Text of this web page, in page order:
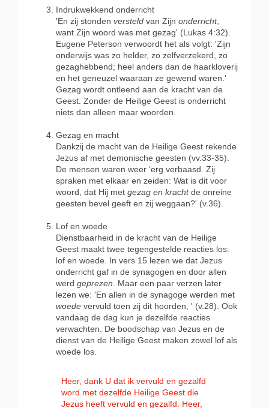
Indrukwekkend onderricht
'En zij stonden versteld van Zijn onderricht,
want Zijn woord was met gezag' (Lukas 4:32).
Eugene Peterson verwoordt het als volgt: 'Zijn
onderwijs was zo helder, zo zelfverzekerd, zo
gezaghebbend; heel anders dan de haarkloverij
en het geneuzel waaraan ze gewend waren.'
Gezag wordt ontleend aan de kracht van de
Geest. Zonder de Heilige Geest is onderricht
niets dan alleen maar woorden.
Gezag en macht
Dankzij de macht van de Heilige Geest rekende
Jezus af met demonische geesten (vv.33-35).
De mensen waren weer ‘erg verbaasd. Zij
spraken met elkaar en zeiden: Wat is dit voor
woord, dat Hij met gezag en krachtde onreine
geesten bevel geeft en zij weggaan?' (v.36).
Lof en woede
Dienstbaarheid in de kracht van de Heilige
Geest maakt twee tegengestelde reacties los:
lof en woede. In vers 15 lezen we dat Jezus
onderricht gaf in de synagogen en door allen
werd geprezen . Maar een paar verzen later
lezen we: 'En allen in de synagoge werden met
woede vervuld toen zij dit hoorden, ' (v.28). Ook
vandaag de dag kun je dezelfde reacties
verwachten. De boodschap van Jezus en de
dienst van de Heilige Geest maken zowel lof als
woede los.
Heer, dank U dat ik vervuld en gezalfd
word met dezelfde Heilige Geest die
Jezus heeft vervuld en gezalfd. Heer,